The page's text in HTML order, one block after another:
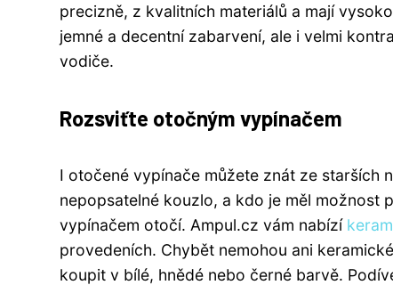
precizně, z kvalitních materiálů a mají
jemné a decentní zabarvení, ale i velmi
vodiče.
Rozsviťte otočným vypínačem
I otočené vypínače můžete znát ze starších
nepopsatelné kouzlo, a kdo je měl možnost
vypínačem otočí. Ampul.cz vám nabízí
provedeních. Chybět nemohou ani
koupit v bílé, hnědé nebo černé barvě.